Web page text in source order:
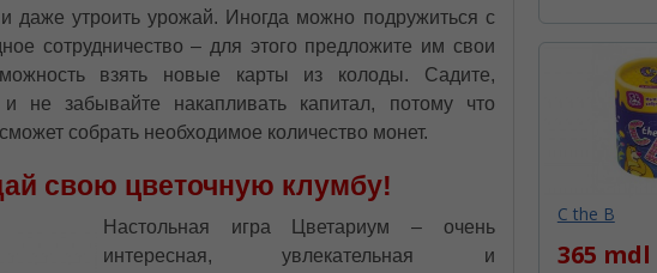
даже утроить урожай. Иногда можно подружиться с
сотрудничество – для этого предложите им свои
взять новые карты из колоды. Садите,
не забывайте накапливать капитал, потому что
собрать необходимое количество монет.
свою цветочную клумбу!
Настольная игра Цветариум – очень
интересная, увлекательная и
C the B
365 mdl